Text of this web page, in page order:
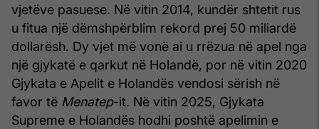
vjetëve pasuese. Në vitin 2014, kundër shtetit rus
u fitua një dëmshpërblim rekord prej 50 miliardë
dollarësh. Dy vjet më vonë ai u rrëzua në apel nga
një gjykatë e qarkut në Holandë, por në vitin 2020
Gjykata e Apelit e Holandës vendosi sërish në
favor të Menatep-it. Në vitin 2025, Gjykata
Supreme e Holandës hodhi poshtë apelimin e